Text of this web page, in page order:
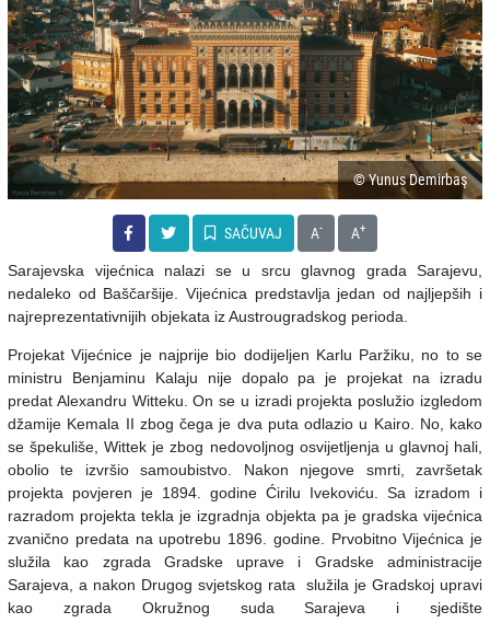
© Yunus Demirbaş
SAČUVAJ A- A+
Sarajevska vijećnica nalazi se u srcu glavnog grada Sarajevu,
nedaleko od Baščaršije. Vijećnica predstavlja jedan od najljepših i
najreprezentativnijih objekata iz Austrougradskog perioda.
Projekat Vijećnice je najprije bio dodijeljen Karlu Paržiku, no to se
ministru Benjaminu Kalaju nije dopalo pa je projekat na izradu
predat Alexandru Witteku. On se u izradi projekta poslužio izgledom
džamije Kemala II zbog čega je dva puta odlazio u Kairo. No, kako
se špekuliše, Wittek je zbog nedovoljnog osvijetljenja u glavnoj hali,
obolio te izvršio samoubistvo. Nakon njegove smrti, završetak
projekta povjeren je 1894. godine Ćirilu Ivekoviću. Sa izradom i
razradom projekta tekla je izgradnja objekta pa je gradska vijećnica
zvanično predata na upotrebu 1896. godine. Prvobitno Vijećnica je
služila kao zgrada Gradske uprave i Gradske administracije
Sarajeva, a nakon Drugog svjetskog rata služila je Gradskoj upravi
kao zgrada Okružnog suda Sarajeva i sjedište